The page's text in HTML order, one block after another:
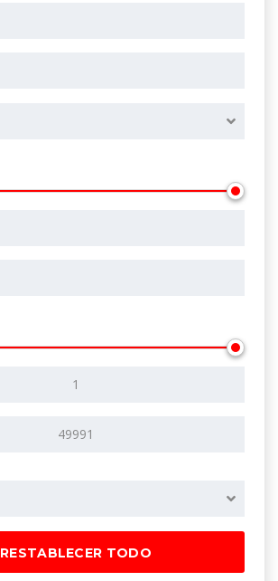
RESTABLECER TODO